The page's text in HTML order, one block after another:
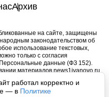
работал корректно и
— в Политике
Архив
на сайте, защищены
законодательством об
использование текстовых,
только с согласия
данные (ФЗ 152).
материалов news1ivanovo.ru
текста: